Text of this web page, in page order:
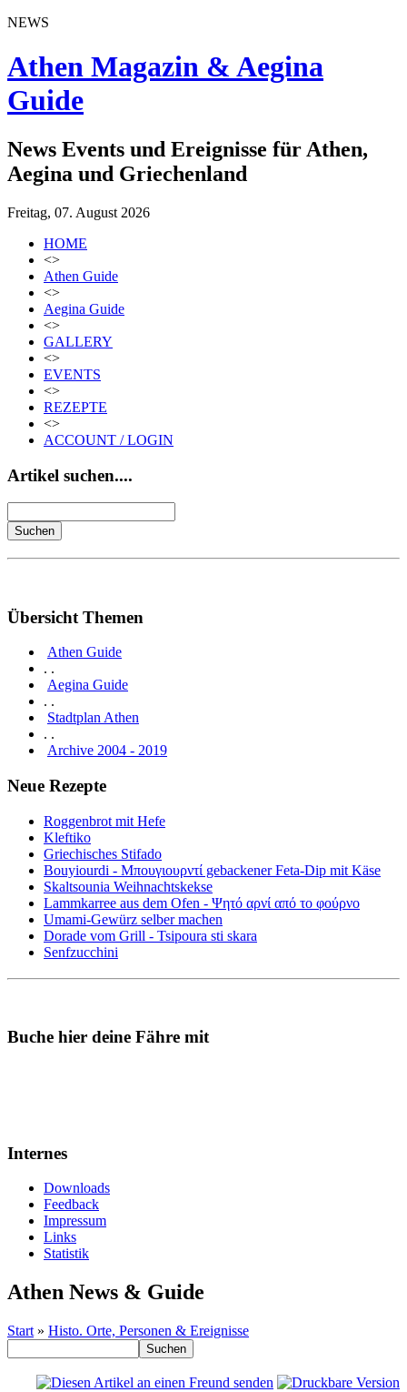
NEWS
Athen Magazin & Aegina
Guide
News Events und Ereignisse für Athen,
Aegina und Griechenland
Freitag, 07. August 2026
HOME
<>
Athen Guide
<>
Aegina Guide
<>
GALLERY
<>
EVENTS
<>
REZEPTE
<>
ACCOUNT / LOGIN
Artikel suchen....
Übersicht Themen
Athen Guide
. .
Aegina Guide
. .
Stadtplan Athen
. .
Archive 2004 - 2019
Neue Rezepte
Roggenbrot mit Hefe
Kleftiko
Griechisches Stifado
Bouyiourdi - Μπουγιουρντί gebackener Feta-Dip mit Käse
Skaltsounia Weihnachtskekse
Lammkarree aus dem Ofen - Ψητό αρνί από το φούρνο
Umami-Gewürz selber machen
Dorade vom Grill - Tsipoura sti skara
Senfzucchini
Buche hier deine Fähre mit
Internes
Downloads
Feedback
Impressum
Links
Statistik
Athen News & Guide
Start » Histo. Orte, Personen & Ereignisse